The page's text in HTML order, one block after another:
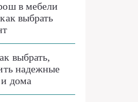
в мебели
выбрать
выбрать,
надежные
дома